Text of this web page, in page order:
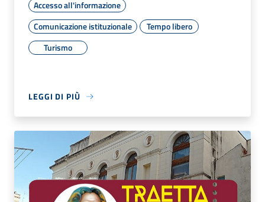
Accesso all'informazione
Comunicazione istituzionale
Tempo libero
Turismo
LEGGI DI PIÙ